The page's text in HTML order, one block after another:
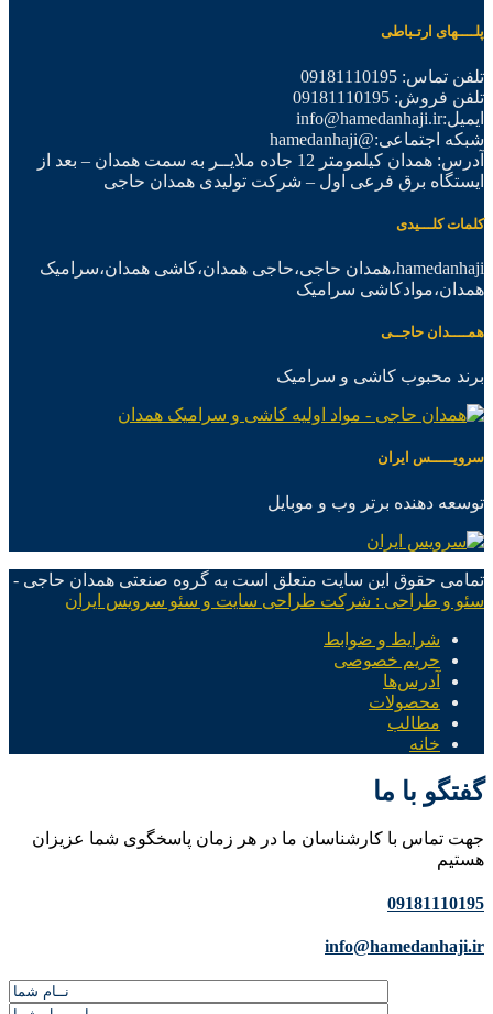
پلــــهای ارتـباطی
تلفن تماس: 09181110195
تلفن فروش: 09181110195
ایمیل:info@hamedanhaji.ir
شبکه اجتماعی:@hamedanhaji
آدرس: همدان کیلمومتر 12 جاده ملایــر به سمت همدان – بعد از
ایستگاه برق فرعی اول – شرکت تولیدی همدان حاجی
کلمات کلـــیدی
hamedanhaji،همدان حاجی،حاجی همدان،کاشی همدان،سرامیک
همدان،موادکاشی سرامیک
همــــدان حاجــی
برند محبوب کاشی و سرامیک
سرویـــــس ایران
توسعه دهنده برتر وب و موبایل
تمامی حقوق این سایت متعلق است به گروه صنعتی همدان حاجی -
سئو و طراحی : شرکت طراحی سایت و سئو سرویس ایران
شرایط و ضوابط
حریم خصوصی
آدرس‌ها
محصولات
مطالب
خانه
گفتگو با ما
جهت تماس با کارشناسان ما در هر زمان پاسخگوی شما عزیزان
هستیم
09181110195
info@hamedanhaji.ir